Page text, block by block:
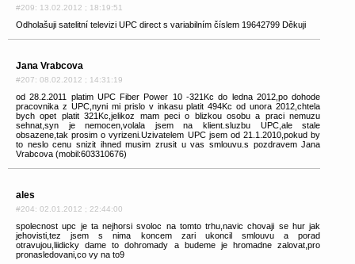
#209: 13.02.2012 ; 18:19:51
Odholašuji satelitní televizi UPC direct s variabilním číslem 19642799 Děkuji
Jana Vrabcova
#207: 08.02.2012 ; 14:31:19
od 28.2.2011 platim UPC Fiber Power 10 -321Kc do ledna 2012,po dohode
pracovnika z UPC,nyni mi prislo v inkasu platit 494Kc od unora 2012,chtela
bych opet platit 321Kc,jelikoz mam peci o blizkou osobu a praci nemuzu
sehnat,syn je nemocen,volala jsem na klient.sluzbu UPC,ale stale
obsazene,tak prosim o vyrizeni.Uzivatelem UPC jsem od 21.1.2010,pokud by
to neslo cenu snizit ihned musim zrusit u vas smlouvu.s pozdravem Jana
Vrabcova (mobil:603310676)
ales
#204: 02.01.2012 ; 22:44:00
spolecnost upc je ta nejhorsi svoloc na tomto trhu,navic chovaji se hur jak
jehovisti,tez jsem s nima koncem zari ukoncil smlouvu a porad
otravujou,liidicky dame to dohromady a budeme je hromadne zalovat,pro
pronasledovani,co vy na to9